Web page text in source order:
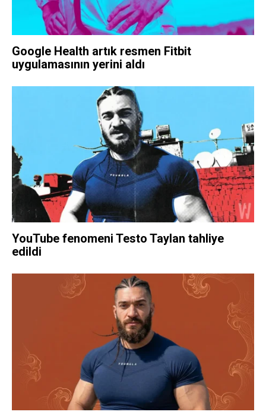
Google Health artık resmen Fitbit
uygulamasının yerini aldı
YouTube fenomeni Testo Taylan tahliye
edildi